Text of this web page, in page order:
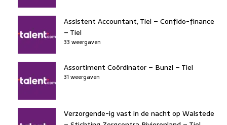
Assistent Accountant, Tiel – Confido-finance
– Tiel
33 weergaven
Assortiment Coördinator – Bunzl – Tiel
31 weergaven
Verzorgende-ig vast in de nacht op Walstede